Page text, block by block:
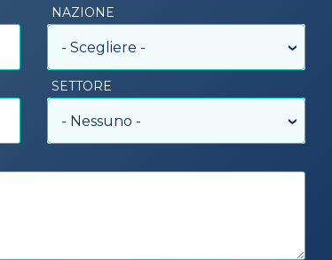
NAZIONE
- Scegliere -
SETTORE
- Nessuno -